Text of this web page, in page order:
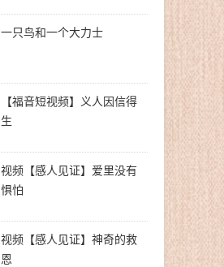
一只鸟和一个大力士
【福音短视频】义人因信得
生
视频【感人见证】爱里没有
惧怕
视频【感人见证】神奇的救
恩